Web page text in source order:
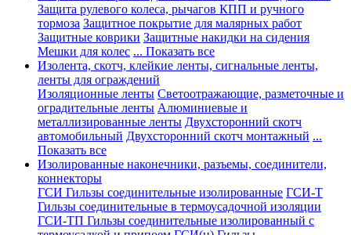
Защита рулевого колеса, рычагов КПП и ручного
тормоза Защитное покрытие для малярных работ
Защитные коврики Защитные накидки на сидения
Мешки для колес ... Показать все
Изолента, скотч, клейкие ленты, сигнальные ленты,
ленты для ограждений
Изоляционные ленты Светоотражающие, разметочные и
оградительные ленты Алюминиевые и
металлизированные ленты Двухсторонний скотч
автомобильный Двухсторонний скотч монтажный ...
Показать все
Изолированные наконечники, разъемы, соединители,
коннекторы
ГСИ Гильзы соединительные изолированные ГСИ-Т
Гильзы соединительные в термоусадочной изоляции
ГСИ-ТП Гильзы соединительные изолированный с